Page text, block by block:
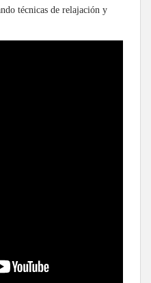
técnicas de relajación y